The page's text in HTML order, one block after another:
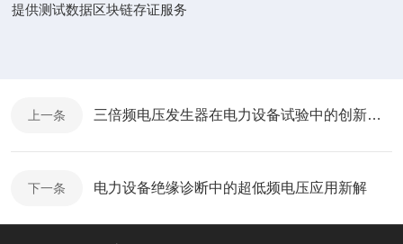
提供测试数据区块链存证服务
上一条 三倍频电压发生器在电力设备试验中的创新应用
下一条 电力设备绝缘诊断中的超低频电压应用新解